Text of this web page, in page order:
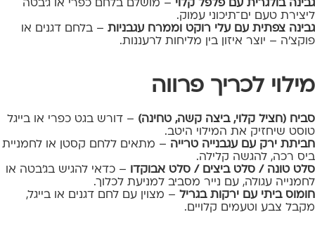
גבינה בולגרית עם פלפל קלוי – מושלם בלחם כפרי או ג’בטה
ליצירת טעם ים־תיכוני עמוק.
גבינה צפתית עם עלי רוקט וממרח עגבניות – בלחם דגנים או
פוקצ'ה – יוצר איזון בין מליחות לרעננות.
מילוי לכריך פרווה
סביח (חציל קלוי, ביצה קשה, טחינה) – דורש בגט כפרי או בייגל
טוסט שיחזיק את המילוי היטב.
חביתת ירק עם עגבנייה טרייה – מתאים ללחם קסטן או לחמניית
ביס רכה, להגשה קלילה.
סלט טונה / סלט ביצים / סלט אבוקדו
– כדאי להגיש בג'בטה או
לחמנייה עגולה, עם נייר מסביב למניעת לכלוך.
חומוס ביתי עם ירקות בגריל – מצוין עם לחם דגנים או בייגל,
מקבל צבע וטעמים קלויים.